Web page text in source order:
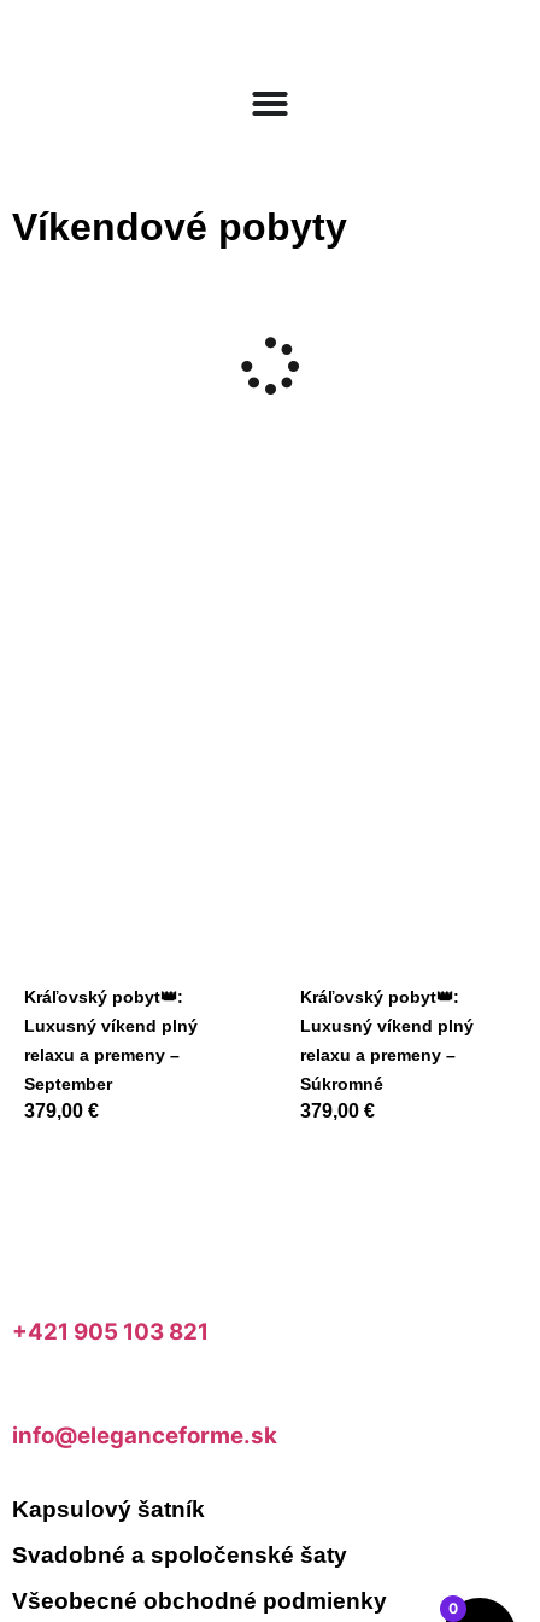
Víkendové pobyty
Kráľovský pobyt👑:
Luxusný víkend plný
relaxu a premeny –
September
379,00 €
Kráľovský pobyt👑:
Luxusný víkend plný
relaxu a premeny –
Súkromné
379,00 €
+421 905 103 821
info@eleganceforme.sk
Kapsulový šatník
Svadobné a spoločenské šaty
Všeobecné obchodné podmienky
0